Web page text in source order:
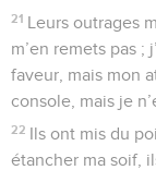
21 Leurs outrages
m’en remets pas ;
faveur, mais mon
console, mais je
22 Ils ont mis du
étancher ma soif,